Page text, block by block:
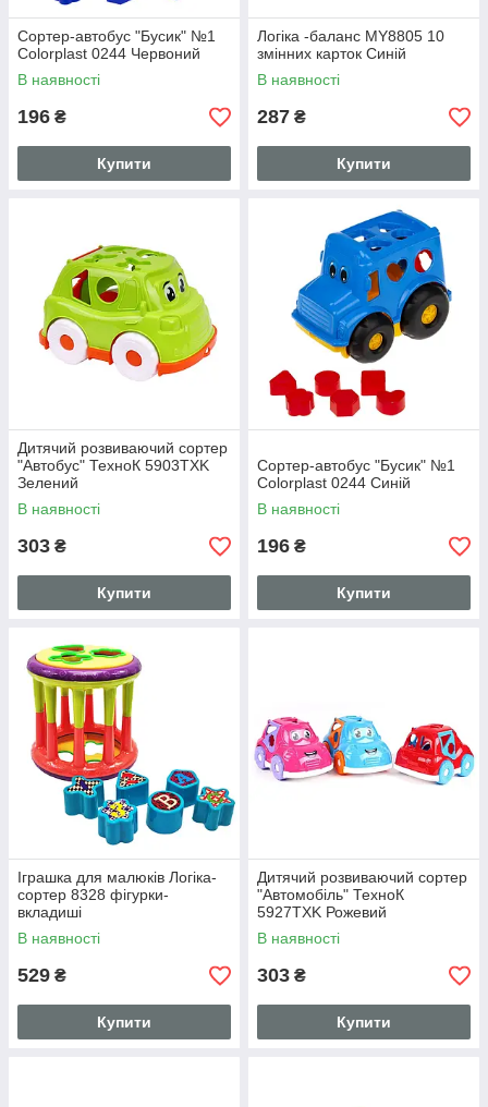
Сортер-автобус "Бусик" №1
Colorplast 0244 Червоний
В наявності
196 ₴
Купити
Логіка -баланс MY8805 10
змінних карток Синій
В наявності
287 ₴
Купити
Дитячий розвиваючий сортер
"Автобус" ТехноК 5903TXK
Зелений
В наявності
303 ₴
Купити
Сортер-автобус "Бусик" №1
Colorplast 0244 Синій
В наявності
196 ₴
Купити
Іграшка для малюків Логіка-
сортер 8328 фігурки-
вкладиші
В наявності
529 ₴
Купити
Дитячий розвиваючий сортер
"Автомобіль" ТехноК
5927TXK Рожевий
В наявності
303 ₴
Купити